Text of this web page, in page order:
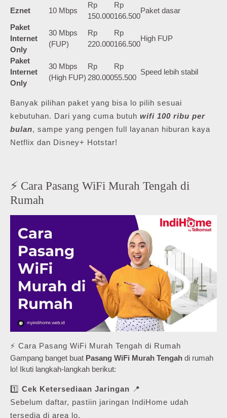
Eznet
10 Mbps
Rp
150.000
Rp
166.500
Paket dasar
Paket
Internet
Only
30 Mbps
(FUP)
Rp
220.000
Rp
166.500
High FUP
Paket
Internet
Only
30 Mbps
(High FUP)
Rp
280.000
Rp
55.500
Speed lebih stabil
Banyak pilihan paket yang bisa lo pilih sesuai
kebutuhan. Dari yang cuma butuh wifi 100 ribu per
bulan, sampe yang pengen full layanan hiburan kaya
Netflix dan Disney+ Hotstar!
⚡ Cara Pasang WiFi Murah Tengah di
Rumah
⚡ Cara Pasang WiFi Murah Tengah di Rumah
Gampang banget buat Pasang WiFi Murah Tengah di rumah
lo! Ikuti langkah-langkah berikut:
1️⃣ Cek Ketersediaan Jaringan 📍
Sebelum daftar, pastiin jaringan IndiHome udah
tersedia di area lo.